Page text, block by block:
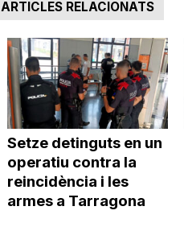
ARTICLES RELACIONATS
Setze detinguts en un
operatiu contra la
reincidència i les
armes a Tarragona